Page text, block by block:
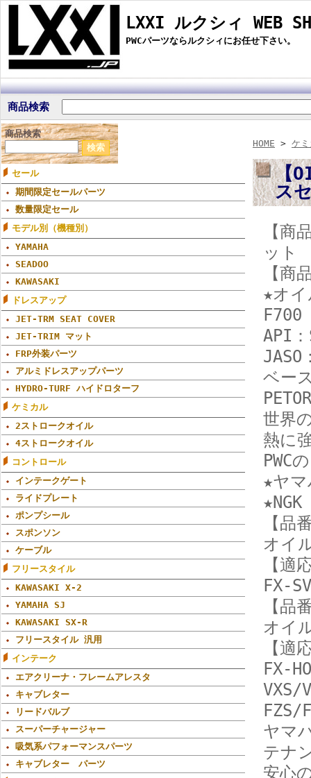
LXXI ルクシィ WEB
PWCパーツならルクシィにお任せ下さい。
商品検索
商品検索
セール
期間限定セールパーツ
数量限定セール
モデル別（機種別）
YAMAHA
SEADOO
KAWASAKI
ドレスアップ
JET-TRM SEAT COVER
JET-TRIM マット
FRP外装パーツ
アルミドレスアップパーツ
HYDRO-TURF ハイドロターフ
ケミカル
2ストロークオイル
4ストロークオイル
コントロール
インテークゲート
ライドプレート
ポンプシール
スポンソン
ケーブル
フリースタイル
KAWASAKI X-2
YAMAHA SJ
KAWASAKI SX-R
フリースタイル 汎用
インテーク
エアクリーナ・フレームアレスタ
キャブレター
リードバルブ
スーパーチャージャー
吸気系パフォーマンスパーツ
キャブレター パーツ
HOME > ケ
【
ス
【商
ット
【商
★オイ
API
JASO
ベー
世界
熱に
PWC
★ヤ
【
オイ
【適
FX-
【
オイ
【適
FX-
VXS/
FZS/
ヤマ
テナ
安心